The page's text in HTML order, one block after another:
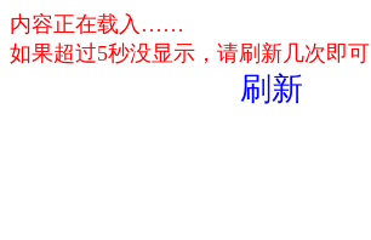
内容正在载入……
如果超过5秒没显示，请刷新几次即可
刷新